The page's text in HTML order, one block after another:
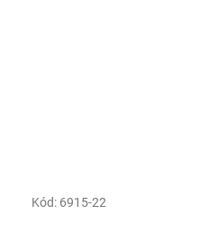
Kód: 6915-22